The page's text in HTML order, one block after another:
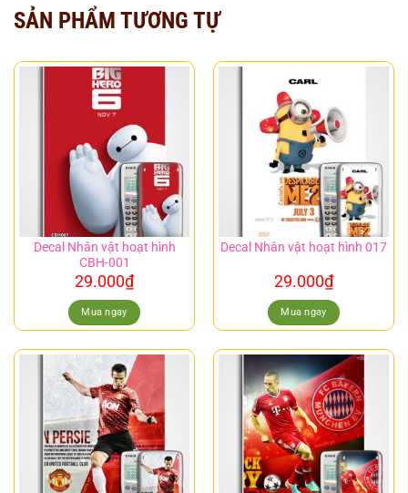
SẢN PHẨM TƯƠNG TỰ
Decal Nhân vật hoạt hình
CBH-001
29.000₫
Mua ngay
Decal Nhân vật hoạt hình 017
29.000₫
Mua ngay